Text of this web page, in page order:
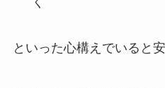
といった心構えでいると安